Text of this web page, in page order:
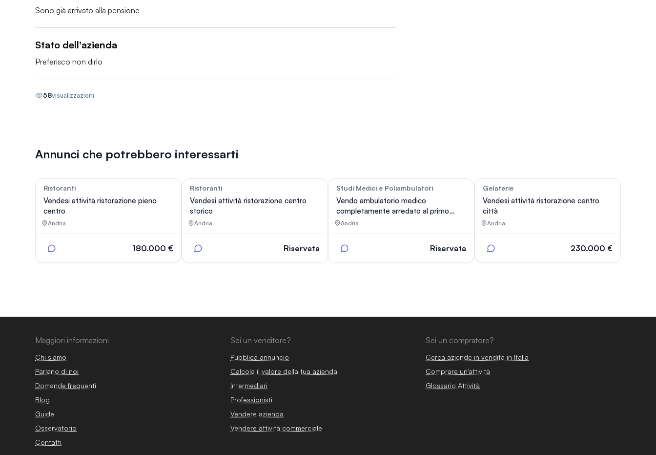
Sono già arrivato alla pensione
Stato dell'azienda
Preferisco non dirlo
58visualizzazioni
Annunci che potrebbero interessarti
Ristoranti
Vendesi attività ristorazione pieno
centro
Andria
180.000 €
Ristoranti
Vendesi attività ristorazione centro
storico
Andria
Riservata
Studi Medici e Poliambulatori
Vendo ambulatorio medico
completamente arredato al primo
Pian0
Andria
Riservata
Gelaterie
Vendesi attività ristorazione centro
città
Andria
230.000 €
Maggiori informazioni
Chi siamo
Parlano di noi
Domande frequenti
Blog
Guide
Osservatorio
Contatti
Sei un venditore?
Pubblica annuncio
Calcola il valore della tua azienda
Intermediari
Professionisti
Vendere azienda
Vendere attività commerciale
Sei un compratore?
Cerca aziende in vendita in Italia
Comprare un'attività
Glossario Attività